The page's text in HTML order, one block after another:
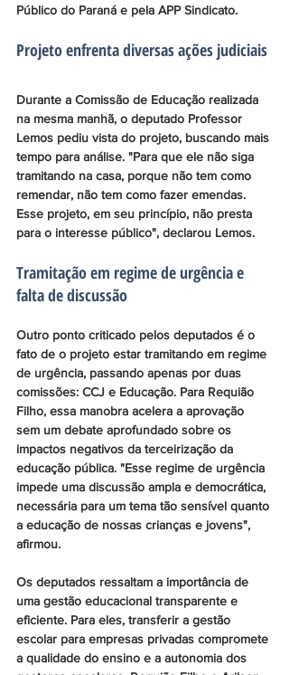
Público do Paraná e pela APP Sindicato.
Projeto enfrenta diversas ações judiciais
Durante a Comissão de Educação realizada
na mesma manhã, o deputado Professor
Lemos pediu vista do projeto, buscando mais
tempo para análise. "Para que ele não siga
tramitando na casa, porque não tem como
remendar, não tem como fazer emendas.
Esse projeto, em seu princípio, não presta
para o interesse público", declarou Lemos.
Tramitação em regime de urgência e
falta de discussão
Outro ponto criticado pelos deputados é o
fato de o projeto estar tramitando em regime
de urgência, passando apenas por duas
comissões: CCJ e Educação. Para Requião
Filho, essa manobra acelera a aprovação
sem um debate aprofundado sobre os
impactos negativos da terceirização da
educação pública. "Esse regime de urgência
impede uma discussão ampla e democrática,
necessária para um tema tão sensível quanto
a educação de nossas crianças e jovens",
afirmou.
Os deputados ressaltam a importância de
uma gestão educacional transparente e
eficiente. Para eles, transferir a gestão
escolar para empresas privadas compromete
a qualidade do ensino e a autonomia dos